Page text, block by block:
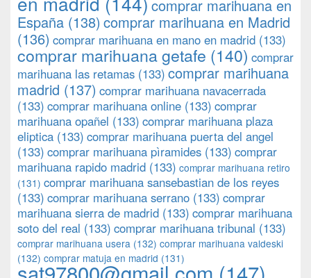
comprar marihuana en
España (138) comprar marihuana en Madrid
(136) comprar marihuana en mano en madrid (133)
comprar marihuana getafe (140) comprar
marihuana las retamas (133) comprar marihuana
madrid (137) comprar marihuana navacerrada
(133) comprar marihuana online (133) comprar
marihuana opañel (133) comprar marihuana plaza
eliptica (133) comprar marihuana puerta del angel
(133) comprar marihuana pìramides (133) comprar
marihuana rapido madrid (133) comprar marihuana retiro
(131) comprar marihuana sansebastian de los reyes
(133) comprar marihuana serrano (133) comprar
marihuana sierra de madrid (133) comprar marihuana
soto del real (133) comprar marihuana tribunal (133)
comprar marihuana usera (132) comprar marihuana valdeski
(132) comprar matuja en madrid (131)